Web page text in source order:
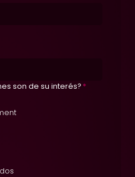
son de su interés? *